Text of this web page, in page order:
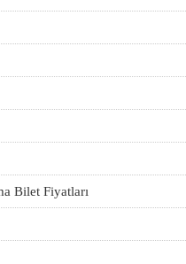
Bilet Fiyatları